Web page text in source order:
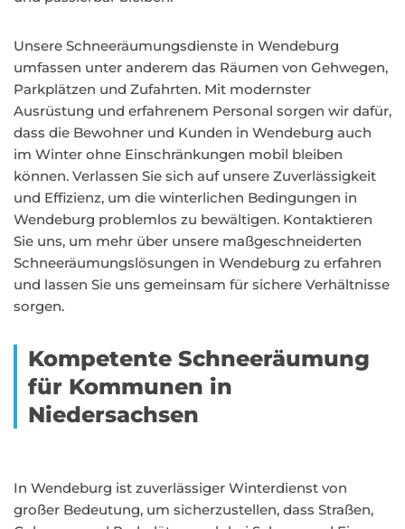
Unsere Schneeräumungsdienste in Wendeburg
umfassen unter anderem das Räumen von Gehwegen,
Parkplätzen und Zufahrten. Mit modernster
Ausrüstung und erfahrenem Personal sorgen wir dafür,
dass die Bewohner und Kunden in Wendeburg auch
im Winter ohne Einschränkungen mobil bleiben
können. Verlassen Sie sich auf unsere Zuverlässigkeit
und Effizienz, um die winterlichen Bedingungen in
Wendeburg problemlos zu bewältigen. Kontaktieren
Sie uns, um mehr über unsere maßgeschneiderten
Schneeräumungslösungen in Wendeburg zu erfahren
und lassen Sie uns gemeinsam für sichere Verhältnisse
sorgen.
Kompetente Schneeräumung
für Kommunen in
Niedersachsen
In Wendeburg ist zuverlässiger Winterdienst von
großer Bedeutung, um sicherzustellen, dass Straßen,